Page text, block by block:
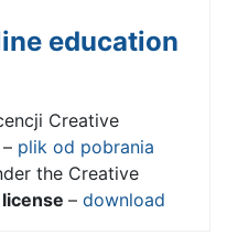
education
Creative
– plik od pobrania
the Creative
license – download